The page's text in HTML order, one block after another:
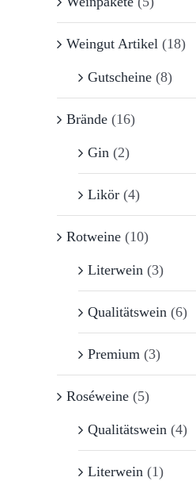
Weingut Artikel (18)
Gutscheine (8)
Brände (16)
Gin (2)
Likör (4)
Rotweine (10)
Literwein (3)
Qualitätswein (6)
Premium (3)
Roséweine (5)
Qualitätswein (4)
Literwein (1)